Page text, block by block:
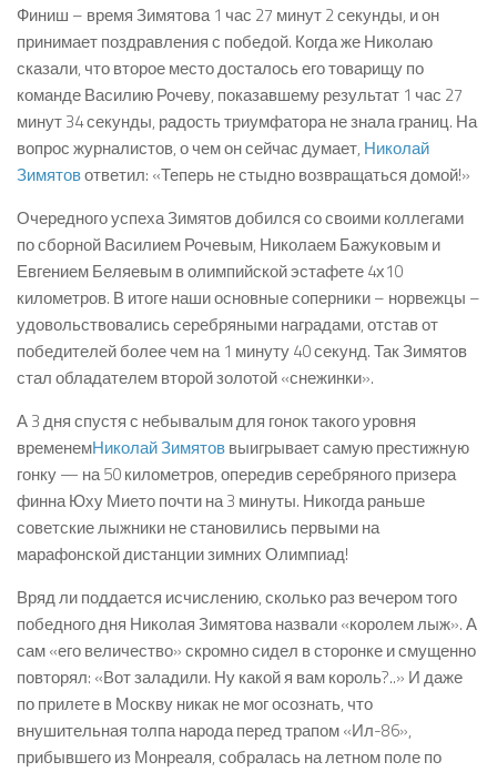
Финиш – время Зимятова 1 час 27 минут 2 секунды, и он
принимает поздравления с победой. Когда же Николаю
сказали, что второе место досталось его товарищу по
команде Василию Рочеву, показавшему результат 1 час 27
минут 34 секунды, радость триумфатора не знала границ. На
вопрос журналистов, о чем он сейчас думает, Николай
Зимятовответил: «Теперь не стыдно возвращаться домой!»
Очередного успеха Зимятов добился со своими коллегами
по сборной Василием Рочевым, Николаем Бажуковым и
Евгением Беляевым в олимпийской эстафете 4х10
километров. В итоге наши основные соперники – норвежцы –
удовольствовались серебряными наградами, отстав от
победителей более чем на 1 минуту 40 секунд. Так Зимятов
стал обладателем второй золотой «снежинки».
А 3 дня спустя с небывалым для гонок такого уровня
временемНиколай Зимятоввыигрывает самую престижную
гонку — на 50 километров, опередив серебряного призера
финна Юху Мието почти на 3 минуты. Никогда раньше
советские лыжники не становились первыми на
марафонской дистанции зимних Олимпиад!
Вряд ли поддается исчислению, сколько раз вечером того
победного дня Николая Зимятова назвали «королем лыж». А
сам «его величество» скромно сидел в сторонке и смущенно
повторял: «Вот заладили. Ну какой я вам король?..» И даже
по прилете в Москву никак не мог осознать, что
внушительная толпа народа перед трапом «Ил-86»,
прибывшего из Монреаля, собралась на летном поле по